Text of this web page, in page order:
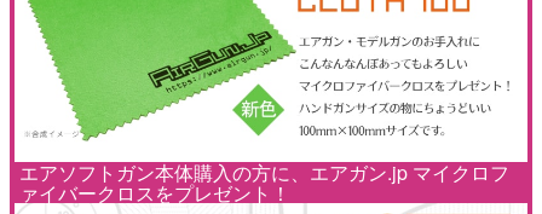
エアソフトガン本体購入の方に、エアガン.jp マイクロフ
ァイバークロスをプレゼント！